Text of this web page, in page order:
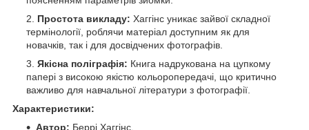
Простота викладу: Хаггінс уникає зайвої складної
термінології, роблячи матеріал доступним як для
новачків, так і для досвідчених фотографів.
Якісна поліграфія: Книга надрукована на цупкому
папері з високою якістю кольоропередачі, що критично
важливо для навчальної літератури з фотографії.
Характеристики:
Автор: Беррі Хаггінс.